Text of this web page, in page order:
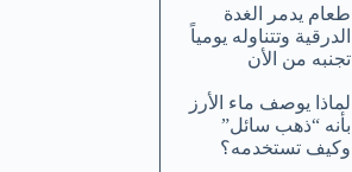
طعام يدمر الغدة
الدرقية وتتناوله يومياً
تجنبه من الأن
لماذا يوصف ماء الأرز
بأنه “ذهب سائل”
وكيف تستخدمه؟